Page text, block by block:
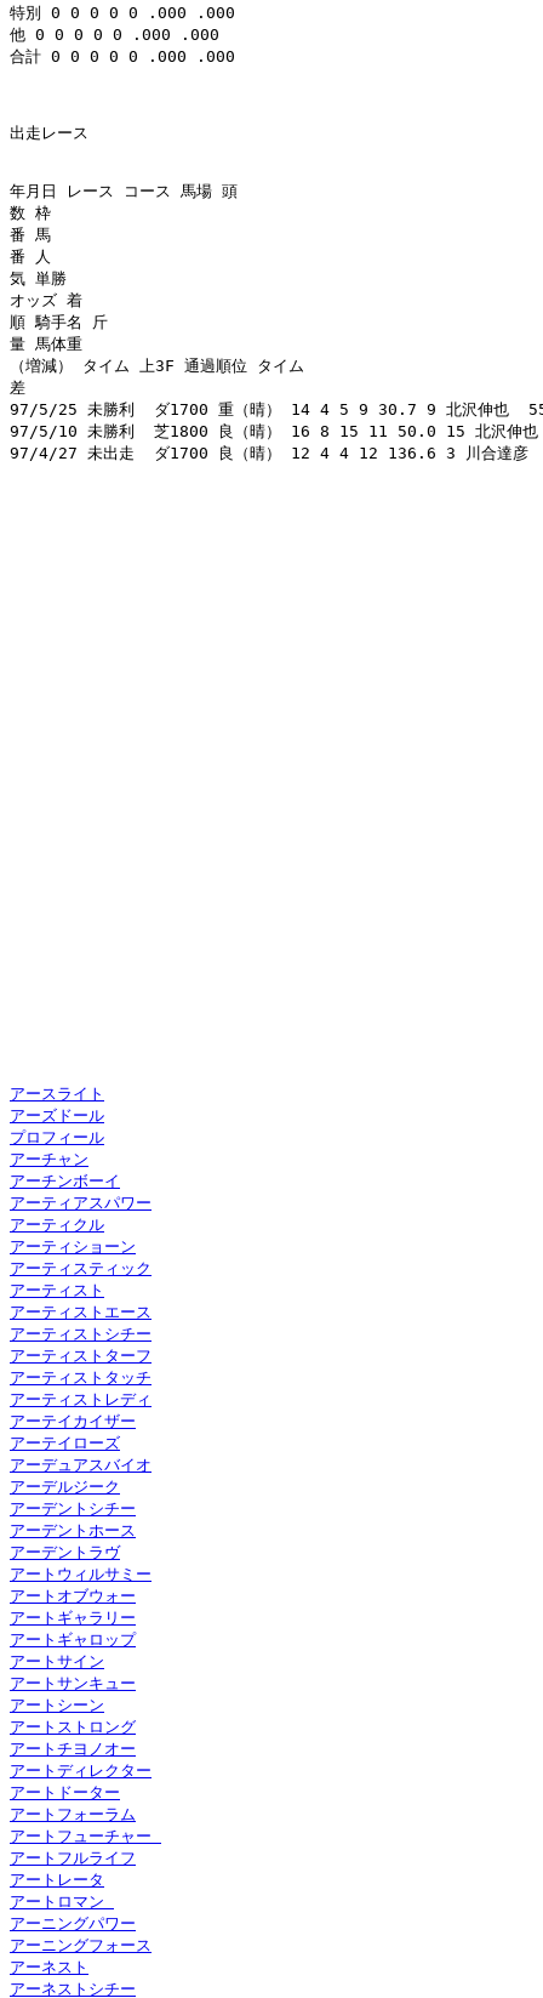
特別 0 0 0 0 0 .000 .000
他 0 0 0 0 0 .000 .000
合計 0 0 0 0 0 .000 .000
出走レース
年月日 レース コース 馬場 頭
数 枠
番 馬
番 人
気 単勝
オッズ 着
順 騎手名 斤
量 馬体重
（増減） タイム 上3F 通過順位 タイム
差
97/5/25 未勝利  ダ1700 重（晴） 14 4 5 9 30.7 9 北沢伸
97/5/10 未勝利  芝1800 良（晴） 16 8 15 11 50.0 15 北沢
97/4/27 未出走  ダ1700 良（晴） 12 4 4 12 136.6 3 川合
アースライト
アーズドール
プロフィール
アーチャン
アーチンボーイ
アーティアスパワー
アーティクル
アーティショーン
アーティスティック
アーティスト
アーティストエース
アーティストシチー
アーティストターフ
アーティストタッチ
アーティストレディ
アーテイカイザー
アーテイローズ
アーデュアスバイオ
アーデルジーク
アーデントシチー
アーデントホース
アーデントラヴ
アートウィルサミー
アートオブウォー
アートギャラリー
アートギャロップ
アートサイン
アートサンキュー
アートシーン
アートストロング
アートチヨノオー
アートディレクター
アートドーター
アートフォーラム
アートフューチャー
アートフルライフ
アートレータ
アートロマン
アーニングパワー
アーニングフォース
アーネスト
アーネストシチー